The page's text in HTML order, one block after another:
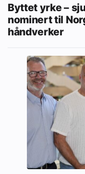
Byttet yrke –
nominert til
håndverker